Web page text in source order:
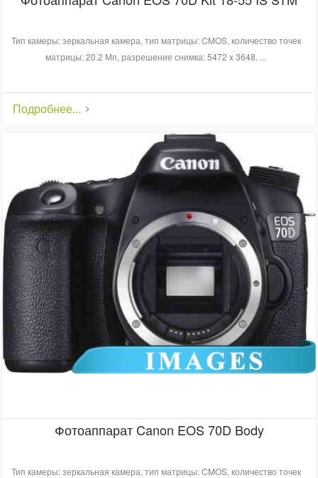
Тип камеры: зеркальная камера, тип матрицы: CMOS, количество точек
матрицы: 20.2 Мп, разрешение снимка: 5472 x 3648, ...
Подробнее...
Фотоаппарат Canon EOS 70D Body
Тип камеры: зеркальная камера, тип матрицы: CMOS, количество точек